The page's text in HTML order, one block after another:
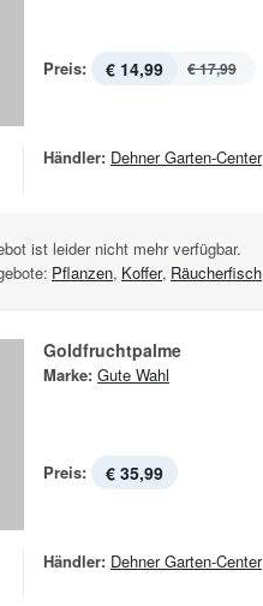
Preis: € 14,99 € 17,99
Händler: Dehner Garten-Center
ist leider nicht mehr verfügbar.
Pflanzen, Koffer, Räucherfisch
Goldfruchtpalme
Marke: Gute Wahl
Preis: € 35,99
Händler: Dehner Garten-Center